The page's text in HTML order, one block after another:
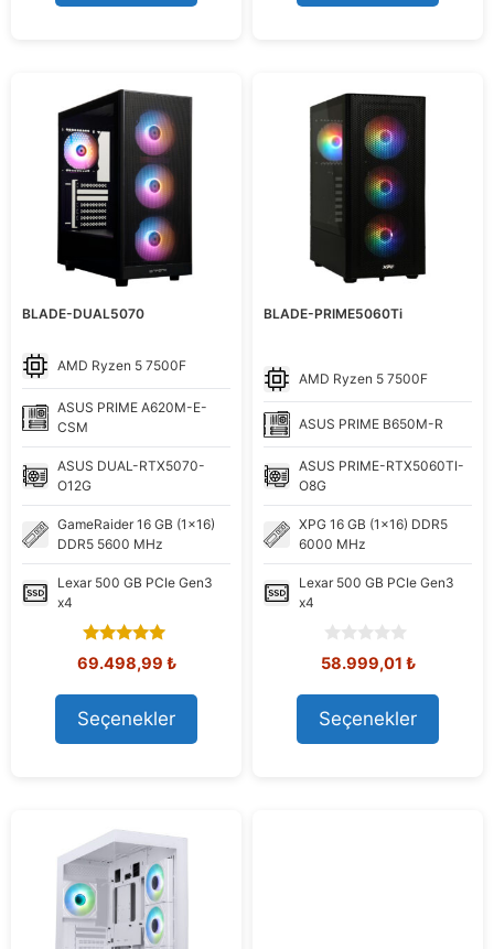
BLADE-DUAL5070
AMD Ryzen 5 7500F
ASUS PRIME A620M-E-
CSM
ASUS DUAL-RTX5070-
O12G
GameRaider 16 GB (1x16)
DDR5 5600 MHz
Lexar 500 GB PCIe Gen3
x4
5.00
out of 5
Orijinal
80.492,21 ₺.
69.498,99 ₺Şu
Seçenekler
BLADE-PRIME5060Ti
AMD Ryzen 5 7500F
ASUS PRIME B650M-R
ASUS PRIME-RTX5060TI-
O8G
XPG 16 GB (1x16) DDR5
6000 MHz
Lexar 500 GB PCIe Gen3
x4
0
o
u
t
o
f
Orijinal
69.012,38 ₺.
58.999,01 ₺Şu
Seçenekler